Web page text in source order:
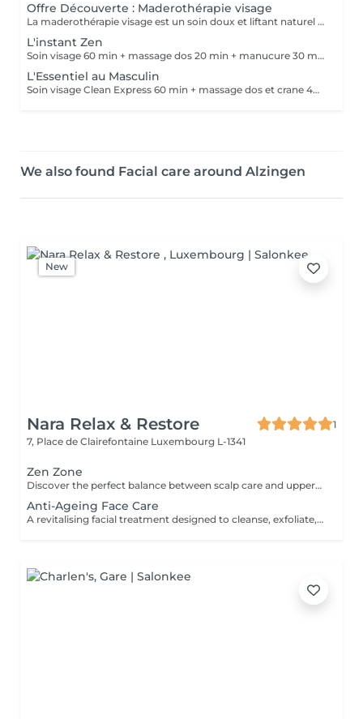
Offre Découverte : Maderothérapie visage
La maderothérapie visage est un soin doux et liftant naturel utilisant des ustensiles en bois pour stimuler la peau et les muscles du visage. Ce soin active la circulation sanguine et lymphatique, draine les toxines, stimule la production de collagène et d'élastine tout en raffermissant la peau. Il redessine les contours du visage, lisse les rides et ridules, atténue les cernes, poches et sillons nasogéniens et remonte les bajoues. Coup d'éclat instantané ! Les bienfaits du soin : - Stimule la production de collagène et d'élastine pour une peau plus ferme et plus tonique - Raffermit la peau, tonifie les tissus et sculpte les contours du visage - Draine les toxines, réduit les poches et les cernes pour un visage visiblement plus frais - Atténue les rides et ridules tout en prévenant le relâchement cutané - Redessine l'ovale du visage et procure un effet liftant naturel - Active la microcirculation pour un teint plus lumineux et éclatant - Procure une sensation de détente en relâchant les tensions du visage, du cou et de la mâchoire.
L'instant Zen
Soin visage 60 min + massage dos 20 min + manucure 30 min. Une parenthèse de bien-être pour se détendre et se sentir belle jusqu'au bout des mains.
L'Essentiel au Masculin
Soin visage Clean Express 60 min + massage dos et crane 40 min. Un moment de lâcher prise pour libérer les tensions et retrouver un visage frais et reposé.
We also found Facial care around Alzingen
New
Nara Relax & Restore
1
7, Place de Clairefontaine Luxembourg L-1341
Zen Zone
Discover the perfect balance between scalp care and upper-body relaxation. This signature wellness package combines a 60-minute Head Spa with a 30-minute Office Syndrome Back & Shoulder Massage to release tension, refresh the mind, and promote deep relaxation from head to shoulders. Includes: Head Spa 60 min Office Syndrome Back & Shoulder Massage 30 min
Anti-Ageing Face Care
A revitalising facial treatment designed to cleanse, exfoliate, and nourish the skin while promoting a fresh and radiant appearance. Combining carefully selected skincare products with relaxing facial massage techniques, this treatment helps leave the skin feeling smooth, refreshed, and beautifully cared for.